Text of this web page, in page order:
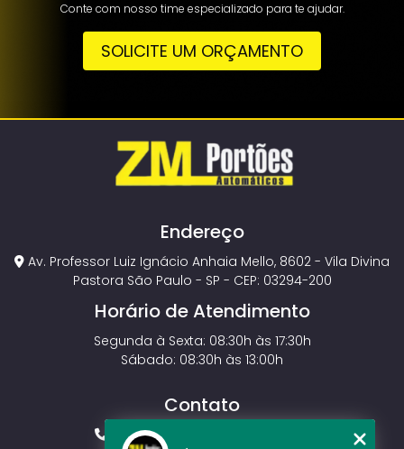
Conte com nosso time especializado para te ajudar.
SOLICITE UM ORÇAMENTO
Endereço
Av. Professor Luiz Ignácio Anhaia Mello, 8602 - Vila Divina
Pastora São Paulo - SP - CEP: 03294-200
Horário de Atendimento
Segunda à Sexta: 08:30h às 17:30h
Sábado: 08:30h às 13:00h
Contato
(11) 2143-4826